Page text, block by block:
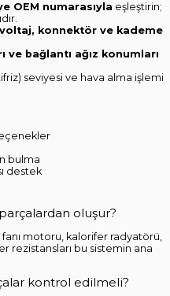
OEM numarasıyla eşleştirin;
voltaj, konnektör ve kademe
ve bağlantı ağız konumları
seviyesi ve hava alma işlemi
bulma
destek
oluşur?
motoru, kalorifer radyatörü,
rezistansları bu sistemin ana
kontrol edilmeli?